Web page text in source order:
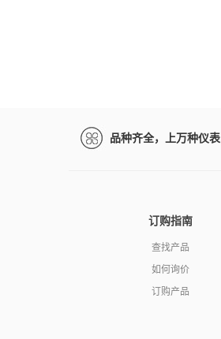
品种齐全，上万种仪表
订购指南
查找产品
如何询价
订购产品